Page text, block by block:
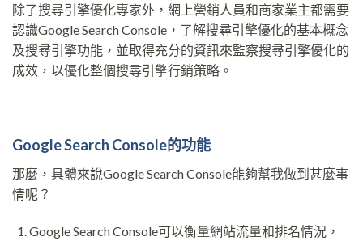
除了搜尋引擎優化專家外，網上營銷人員和商家業主都需要
認識Google Search Console，了解搜尋引擎優化的基本概念
及搜尋引擎功能，並取得充分的資訊來監察搜尋引擎優化的
成效，以優化整個搜尋引擎行銷策略。
Google Search Console的功能
那麼，具體來說Google Search Console能夠幫我做到甚麼事
情呢？
Google Search Console可以衡量網站流量和排名情況，